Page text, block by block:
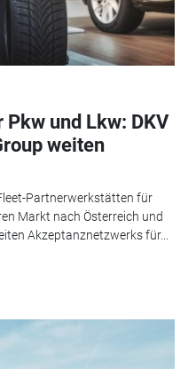
und Lkw: DKV
weiten
Partnerwerkstätten für
Markt nach Österreich und
Akzeptanznetzwerks für...